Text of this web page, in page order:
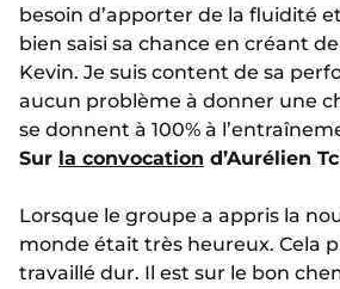
besoin d’apporter de la fluidité
bien saisi sa chance en créant
Kevin. Je suis content de sa
aucun problème à donner une
se donnent à 100% à
Sur la convocation d’Aurélien
Lorsque le groupe a appris la
monde était très heureux. Cela
travaillé dur. Il est sur le bon